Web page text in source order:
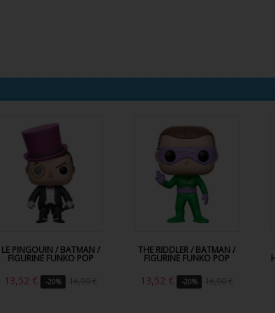
LE PINGOUIN / BATMAN /
FIGURINE FUNKO POP
13,52 € -20% 16,90 €
THE RIDDLER / BATMAN /
FIGURINE FUNKO POP
13,52 € -20% 16,90 €